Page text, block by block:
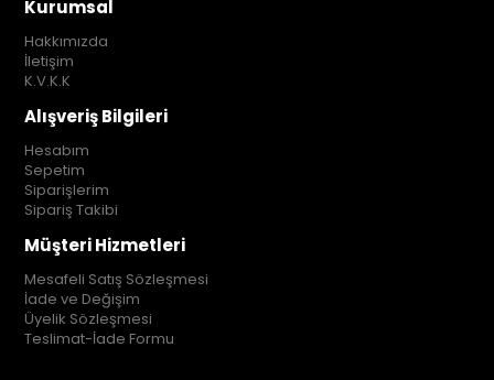
Kurumsal
Hakkımızda
İletişim
K.V.K.K
Alışveriş Bilgileri
Hesabım
Sepetim
Siparişlerim
Sipariş Takibi
Müşteri Hizmetleri
Mesafeli Satış Sözleşmesi
İade ve Değişim
Üyelik Sözleşmesi
Teslimat-İade Formu